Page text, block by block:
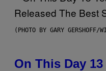
(PHOTO BY GARY GERSHOFF/
On This Day